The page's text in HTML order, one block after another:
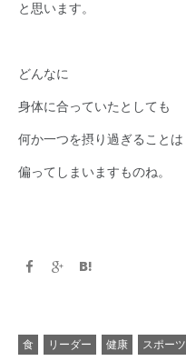
と思います。
どんなに
身体に合っていたとしても
何か一つを摂り過ぎることは
偏ってしまいますものね。
食 リーダー 健康 スポーツ